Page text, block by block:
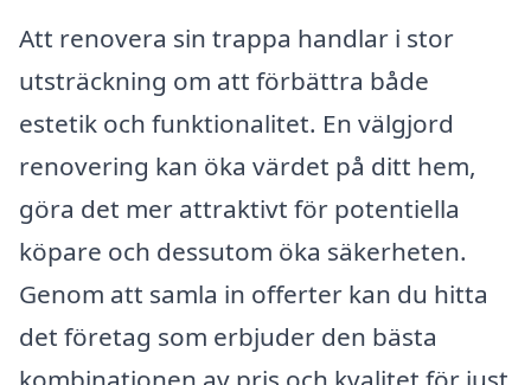
Att renovera sin trappa handlar i stor
utsträckning om att förbättra både
estetik och funktionalitet. En välgjord
renovering kan öka värdet på ditt hem,
göra det mer attraktivt för potentiella
köpare och dessutom öka säkerheten.
Genom att samla in offerter kan du hitta
det företag som erbjuder den bästa